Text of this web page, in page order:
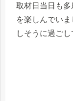
取材日当日も
を楽しんでい
しそうに過ごし